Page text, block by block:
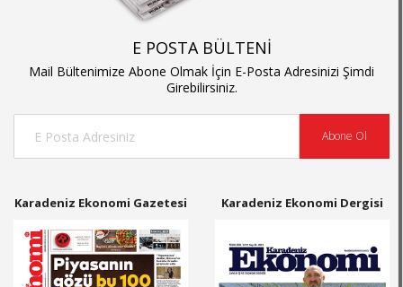
E POSTA BÜLTENİ
Mail Bültenimize Abone Olmak İçin E-Posta Adresinizi Şimdi
Girebilirsiniz.
Abone Ol
Karadeniz Ekonomi Gazetesi Karadeniz Ekonomi Dergisi